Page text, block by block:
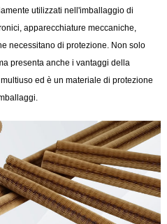
utilizzati nell'imballaggio di
apparecchiature meccaniche,
necessitano di protezione. Non solo
presenta anche i vantaggi della
ed è un materiale di protezione